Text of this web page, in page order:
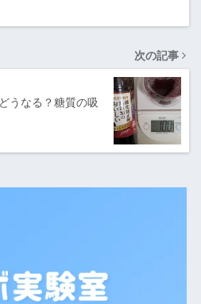
次の記事
うなる？糖質の吸